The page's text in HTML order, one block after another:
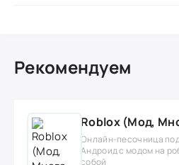
Рекомендуем
Roblox (Мод,
Онлайн-песочница
Андроид с модом на
собой